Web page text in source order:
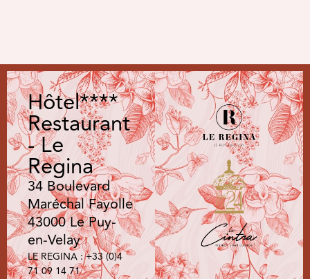
Hôtel****
Restaurant
- Le
Regina
34 Boulevard
Maréchal Fayolle
43000 Le Puy-
en-Velay
LE REGINA : +33 (0)4
71 09 14 71